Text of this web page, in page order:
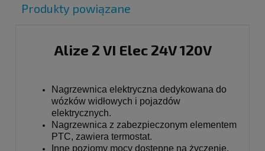
Produkty powiązane
Alize 2 VI Elec 24V 120V
Nagrzewnica elektryczna dedykowana do
wózków widłowych i pojazdów
elektrycznych.
Nagrzewnica z zabezpieczonym elementem
PTC, zawiera termostat.
Inne poziomy mocy dostępne na życzenie.